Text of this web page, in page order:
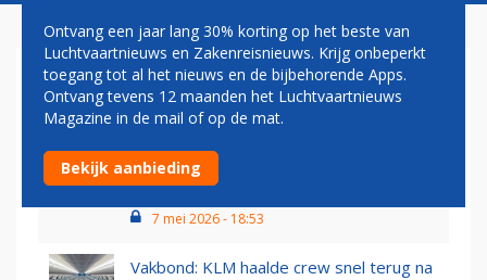
AIRLINES
Koning kruipt voor de laatste keer achter
het stuur van...
7 mei 2026 - 18:53
Vakbond: KLM haalde crew snel terug na
Ontvang een jaar lang 30% korting op het beste van
Luchtvaartnieuws en Zakenreisnieuws. Krijg onbeperkt
toegang tot al het nieuws en de bijbehorende Apps.
Ontvang tevens 12 maanden het Luchtvaartnieuws
Magazine in de mail of op de mat.
Bekijk aanbieding